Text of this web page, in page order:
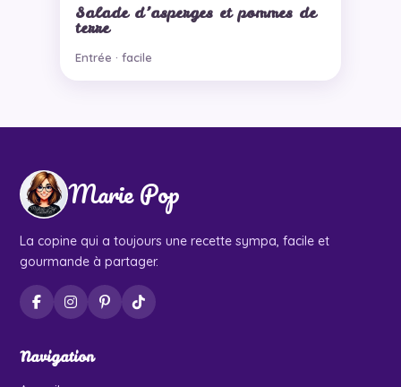
Salade d’asperges et pommes de
terre
Entrée · facile
Marie Pop
La copine qui a toujours une recette sympa, facile et
gourmande à partager.
Navigation